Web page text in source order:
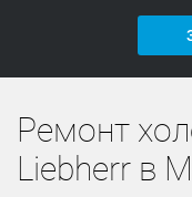
Ремонт
Liebherr в